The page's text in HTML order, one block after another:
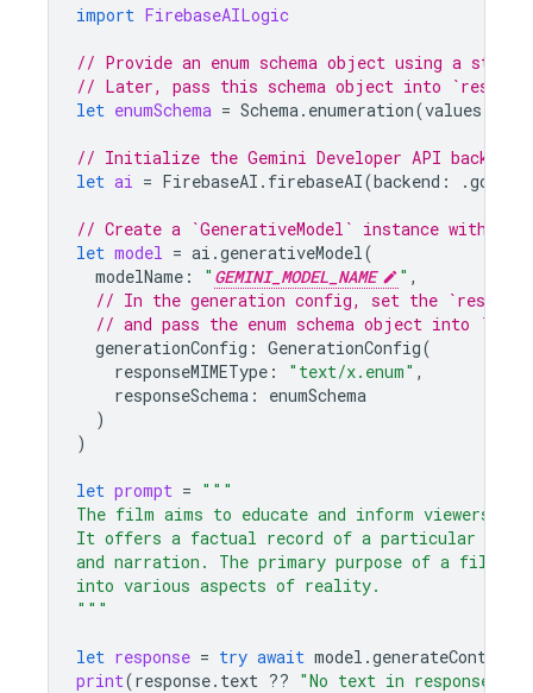
import FirebaseAILogic
// Provide an enum schema object using a
// Later, pass this schema object into
let enumSchema = Schema. enumeration(values
// Initialize the Gemini Developer API backend
let ai = FirebaseAI . firebaseAI(backend : .
// Create a `GenerativeModel` instance with a
let model = ai .generativeModel(
modelName : " GEMINI_MODEL_NAME " ,
// In the generation config, set the
// and pass the enum schema object into
generationConfig : GenerationConfig(
responseMIMEType : "text/x.enum" ,
responseSchema :
enumSchema
)
)
let prompt = """
The film aims to educate and inform viewers
It offers a factual record of a particular
and narration. The primary purpose of a film
into various aspects of reality.
"""
let response = try await model .generateContent
print(response. text ?? "No text in response."